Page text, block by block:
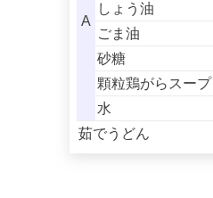
A
しょう油
ごま油
砂糖
顆粒鶏がらスープ
水
茹でうどん